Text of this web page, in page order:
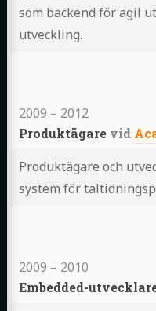
som backend för agil
utveckling.
2009 – 2012
Produktägare vid
Produktägare och
system för
2009 – 2010
Embedded-